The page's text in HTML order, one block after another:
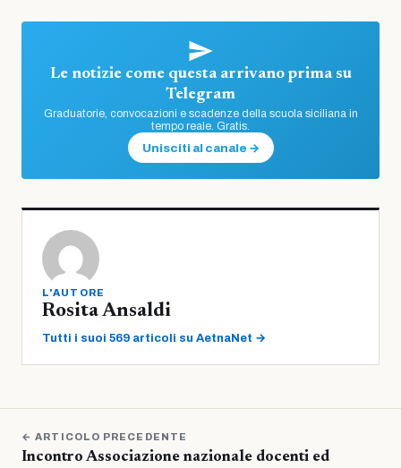
Le notizie come questa arrivano prima su
Telegram
Graduatorie, convocazioni e scadenze della scuola siciliana in
tempo reale. Gratis.
Unisciti al canale →
L'AUTORE
Rosita Ansaldi
Tutti i suoi 569 articoli su AetnaNet →
← ARTICOLO PRECEDENTE
Incontro Associazione nazionale docenti ed